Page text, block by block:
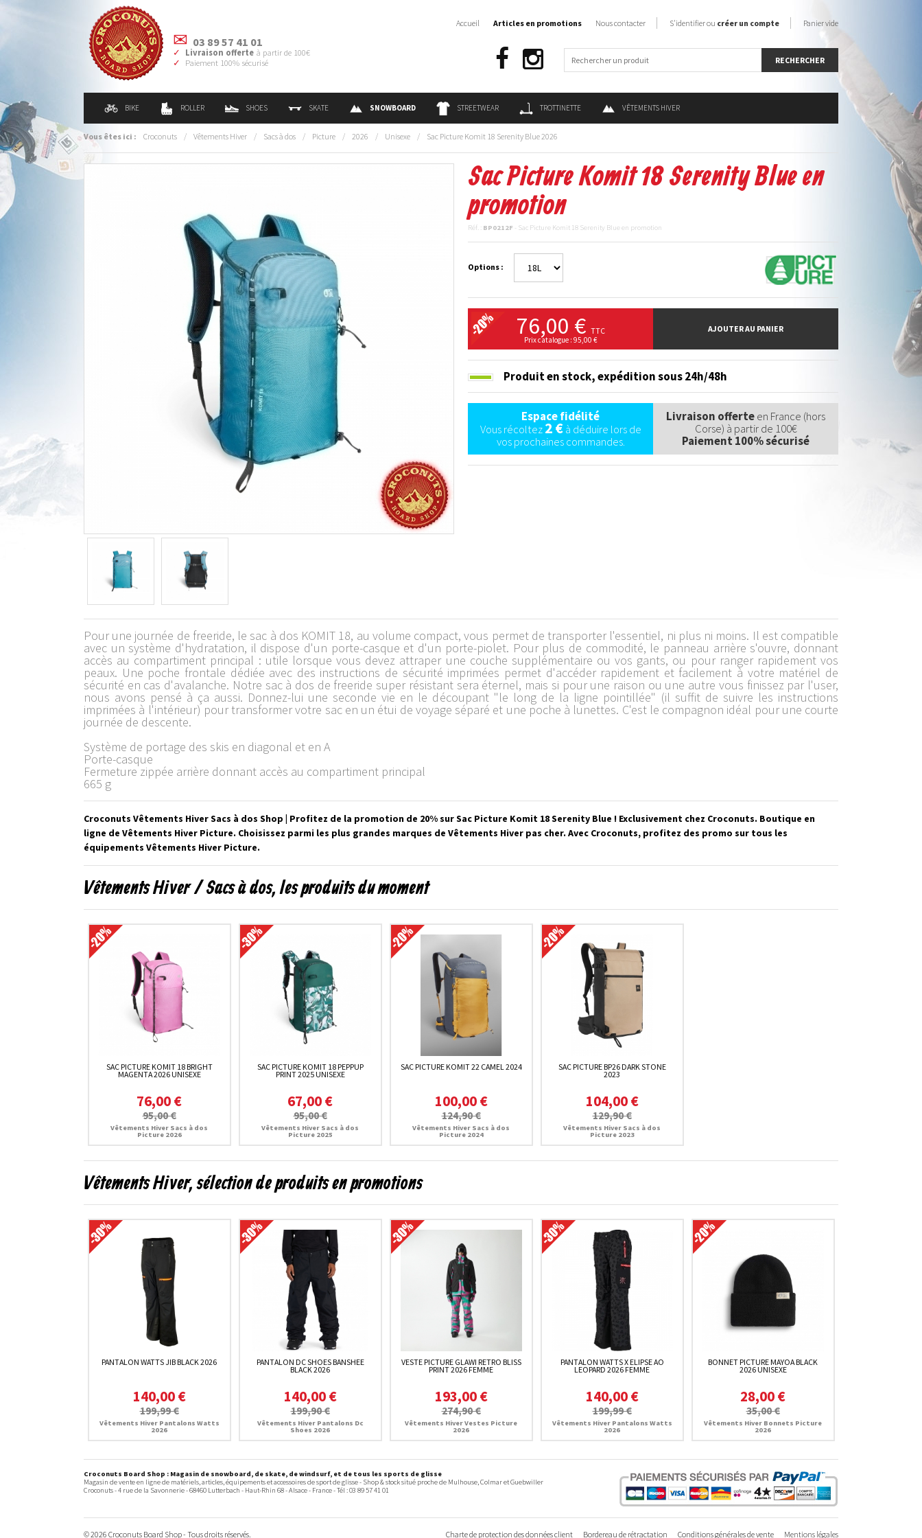
03 89 57 41 01
Livraison offerte à partir de 100€
Paiement 100% sécurisé
BIKE ROLLER SHOES SKATE SNOWBOARD STREETWEAR TROTTINETTE VÊTEMENTS HIVER
Accueil Articles en promotions Nous contacter S'identifier ou créer un compte Panier vide
Vous êtes ici : Croconuts / Vêtements Hiver / Sacs à dos / Picture / 2026 / Unisexe / Sac Picture Komit 18 Serenity Blue 2026
Sac Picture Komit 18 Serenity Blue en
promotion
Réf. : BP0212F - Sac Picture Komit 18 Serenity Blue en promotion
Options :
76,00 € TTC
Prix catalogue : 95,00 €
AJOUTER AU PANIER
Produit en stock,expédition sous 24h/48h
Espace fidélité
Vous récoltez2 €à déduire lors de
vos prochaines commandes.
Livraison offerteen France (hors
Corse) à partir de 100€
Paiement 100% sécurisé
Pour une journée de freeride, le sac à dos KOMIT 18, au volume compact, vous permet de transporter l'essentiel, ni plus ni moins. Il est compatible
avec un système d'hydratation, il dispose d'un porte-casque et d'un porte-piolet. Pour plus de commodité, le panneau arrière s'ouvre, donnant
accès au compartiment principal : utile lorsque vous devez attraper une couche supplémentaire ou vos gants, ou pour ranger rapidement vos
peaux. Une poche frontale dédiée avec des instructions de sécurité imprimées permet d'accéder rapidement et facilement à votre matériel de
sécurité en cas d'avalanche. Notre sac à dos de freeride super résistant sera éternel, mais si pour une raison ou une autre vous finissez par l'user,
nous avons pensé à ça aussi. Donnez-lui une seconde vie en le découpant "le long de la ligne pointillée" (il suffit de suivre les instructions
imprimées à l'intérieur) pour transformer votre sac en un étui de voyage séparé et une poche à lunettes. C'est le compagnon idéal pour une courte
journée de descente.
Système de portage des skis en diagonal et en A
Porte-casque
Fermeture zippée arrière donnant accès au compartiment principal
665 g
Croconuts Vêtements Hiver Sacs à dos Shop | Profitez de la promotion de 20% sur Sac Picture Komit 18 Serenity Blue ! Exclusivement chez Croconuts. Boutique en
ligne de Vêtements Hiver Picture. Choisissez parmi les plus grandes marques de Vêtements Hiver pas cher. Avec Croconuts, profitez des promo sur tous les
équipements Vêtements Hiver Picture.
Vêtements Hiver / Sacs à dos, les produits du moment
SAC PICTURE KOMIT 18 BRIGHT
MAGENTA 2026 UNISEXE
76,00 €
95,00 €
Vêtements Hiver Sacs à dos
Picture 2026
SAC PICTURE KOMIT 18 PEPPUP
PRINT 2025 UNISEXE
67,00 €
95,00 €
Vêtements Hiver Sacs à dos
Picture 2025
SAC PICTURE KOMIT 22 CAMEL 2024
100,00 €
124,90 €
Vêtements Hiver Sacs à dos
Picture 2024
SAC PICTURE BP26 DARK STONE
2023
104,00 €
129,90 €
Vêtements Hiver Sacs à dos
Picture 2023
Vêtements Hiver, sélection de produits en promotions
PANTALON WATTS JIB BLACK 2026
140,00 €
199,99 €
Vêtements Hiver Pantalons Watts
2026
PANTALON DC SHOES BANSHEE
BLACK 2026
140,00 €
199,90 €
Vêtements Hiver Pantalons Dc
Shoes 2026
VESTE PICTURE GLAWI RETRO BLISS
PRINT 2026 FEMME
193,00 €
274,90 €
Vêtements Hiver Vestes Picture
2026
PANTALON WATTS X ELIPSE AO
LEOPARD 2026 FEMME
140,00 €
199,99 €
Vêtements Hiver Pantalons Watts
2026
BONNET PICTURE MAYOA BLACK
2026 UNISEXE
28,00 €
35,00 €
Vêtements Hiver Bonnets Picture
2026
Croconuts Board Shop : Magasin de snowboard, de skate, de windsurf, et de tous les sports de glisse
Magasin de vente en ligne de matériels, articles, équipements et accessoires de sport de glisse - Shop & stock situé proche de Mulhouse, Colmar et Guebwiller
Croconuts -4 rue de la Savonnerie-68460 Lutterbach - Haut-Rhin 68 -Alsace- France- Tél :03 89 57 41 01
© 2026 Croconuts Board Shop - Tous droits réservés. Charte de protection des données client Bordereau de rétractation Conditions générales de vente Mentions légales